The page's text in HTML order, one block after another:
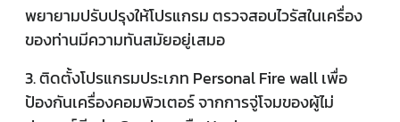
พยายามปรับปรุงให้โปรแกรม ตรวจสอบไวรัสในเครื่อง
ของท่านมีความทันสมัยอยู่เสมอ
3. ติดตั้งโปรแกรมประเภท Personal Fire wall เพื่อ
ป้องกันเครื่องคอมพิวเตอร์ จากการจู่โจมของผู้ไม่